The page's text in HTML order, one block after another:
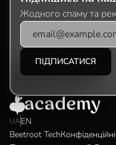
Жодного спаму та
Beetroot Tech
UAEN